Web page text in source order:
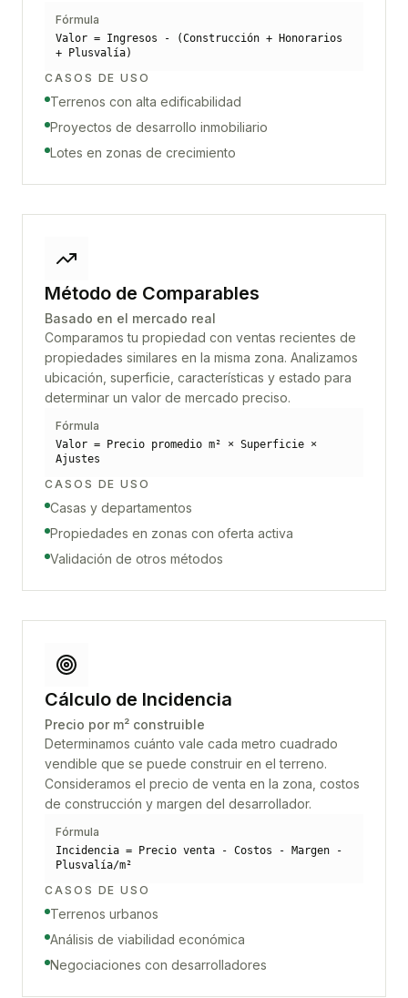
Fórmula
Valor = Ingresos - (Construcción + Honorarios
+ Plusvalía)
CASOS DE USO
Terrenos con alta edificabilidad
Proyectos de desarrollo inmobiliario
Lotes en zonas de crecimiento
Método de Comparables
Basado en el mercado real
Comparamos tu propiedad con ventas recientes de
propiedades similares en la misma zona. Analizamos
ubicación, superficie, características y estado para
determinar un valor de mercado preciso.
Fórmula
Valor = Precio promedio m² × Superficie ×
Ajustes
CASOS DE USO
Casas y departamentos
Propiedades en zonas con oferta activa
Validación de otros métodos
Cálculo de Incidencia
Precio por m² construible
Determinamos cuánto vale cada metro cuadrado
vendible que se puede construir en el terreno.
Consideramos el precio de venta en la zona, costos
de construcción y margen del desarrollador.
Fórmula
Incidencia = Precio venta - Costos - Margen -
Plusvalía/m²
CASOS DE USO
Terrenos urbanos
Análisis de viabilidad económica
Negociaciones con desarrolladores